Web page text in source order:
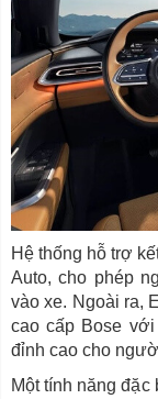
Hệ thống hỗ trợ
Auto, cho phép
vào xe. Ngoài ra,
cao cấp Bose
đỉnh cao cho
Một tính năng đặc